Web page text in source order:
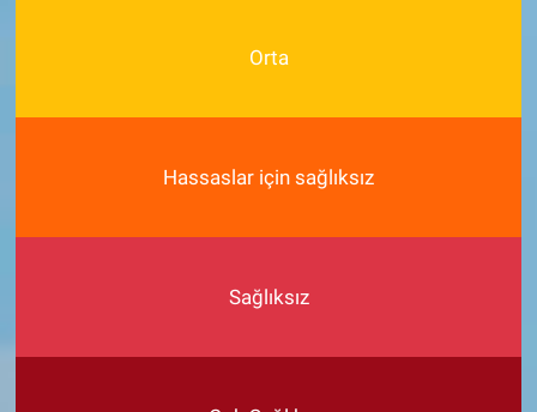
Orta
Hassaslar için sağlıksız
Sağlıksız